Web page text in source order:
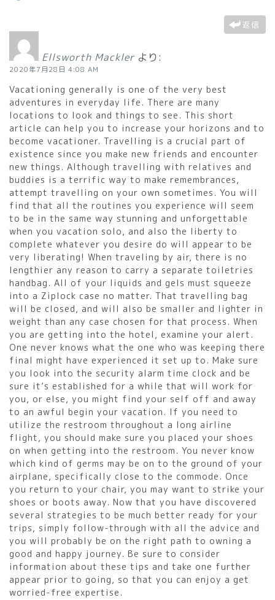
返信
Ellsworth Mackler より:
2020年7月28日 4:08 AM
Vacationing generally is one of the very best
adventures in everyday life. There are many
locations to look and things to see. This short
article can help you to increase your horizons and to
become vacationer. Travelling is a crucial part of
existence since you make new friends and encounter
new things. Although travelling with relatives and
buddies is a terrific way to make remembrances,
attempt travelling on your own sometimes. You will
find that all the routines you experience will seem
to be in the same way stunning and unforgettable
when you vacation solo, and also the liberty to
complete whatever you desire do will appear to be
very liberating! When traveling by air, there is no
lengthier any reason to carry a separate toiletries
handbag. All of your liquids and gels must squeeze
into a Ziplock case no matter. That travelling bag
will be closed, and will also be smaller and lighter in
weight than any case chosen for that process. When
you are getting into the hotel, examine your alert.
One never knows what the one who was keeping there
final might have experienced it set up to. Make sure
you look into the security alarm time clock and be
sure it’s established for a while that will work for
you, or else, you might find your self off and away
to an awful begin your vacation. If you need to
utilize the restroom throughout a long airline
flight, you should make sure you placed your shoes
on when getting into the restroom. You never know
which kind of germs may be on to the ground of your
airplane, specifically close to the commode. Once
you return to your chair, you may want to strike your
shoes or boots away. Now that you have discovered
several strategies to be much better ready for your
trips, simply follow-through with all the advice and
you will probably be on the right path to owning a
good and happy journey. Be sure to consider
information about these tips and take one further
appear prior to going, so that you can enjoy a get
worried-free expertise.